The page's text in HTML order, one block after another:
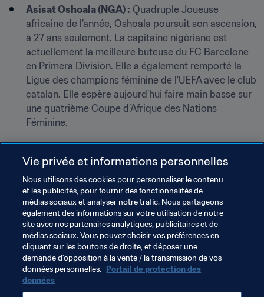
Asisat Oshoala (NGA) : Quadruple Joueuse
africaine de l’année, Oshoala poursuit son ascension,
à 27 ans seulement. La capitaine nigériane est
actuellement la meilleure buteuse du FC Barcelone
en Primera Division. Elle a également remporté la
Ligue des champions féminine de l’UEFA avec le club
catalan. Elle espère aujourd'hui faire main basse sur
une quatrième Coupe d’Afrique des Nations
Féminine.
Thèmes en lien
Football Féminin Organisation
Coupe du Monde Féminine de la FIFA 2023
Nigeria CAF Zambia Morocco
South Africa Cameroon Botswana
Vie privée et informations personnelles
Nous utilisons des cookies pour personnaliser le contenu
et les publicités, pour fournir des fonctionnalités de
médias sociaux et analyser notre trafic. Nous partageons
également des informations sur votre utilisation de notre
site avec nos partenaires analytiques, publicitaires et de
médias sociaux. Vous pouvez choisir vos préférences en
cliquant sur les boutons de droite, et déposer une
demande d’opposition à la vente / la transmission de vos
données personnelles. Portail de protection des
données